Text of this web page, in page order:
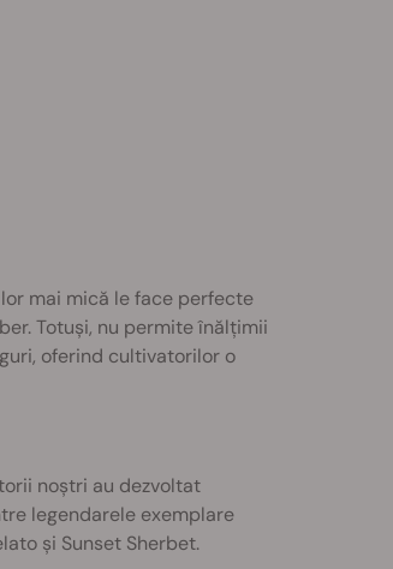
mai mică le face perfecte
Totuși, nu permite înălțimii
oferind cultivatorilor o
noștri au dezvoltat
legendarele exemplare
și Sunset Sherbet.